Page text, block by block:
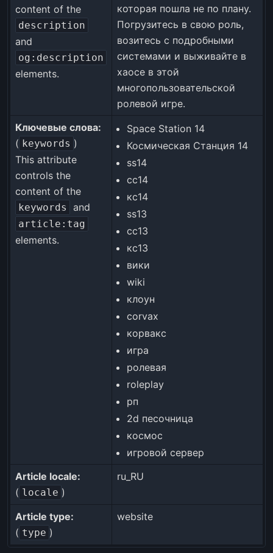
content of the
description
and
og:description
elements.
которая пошла не по плану.
Погрузитесь в свою роль,
возитесь с подробными
системами и выживайте в
хаосе в этой
многопользовательской
ролевой игре.
Ключевые слова:
( keywords )
This attribute
controls the
content of the
keywords and
article:tag
elements.
Space Station 14
Космическая Станция 14
ss14
сс14
кс14
ss13
сс13
кс13
вики
wiki
клоун
corvax
корвакс
игра
ролевая
roleplay
рп
2d песочница
космос
игровой сервер
Article locale:
( locale )
ru_RU
Article type:
( type )
website